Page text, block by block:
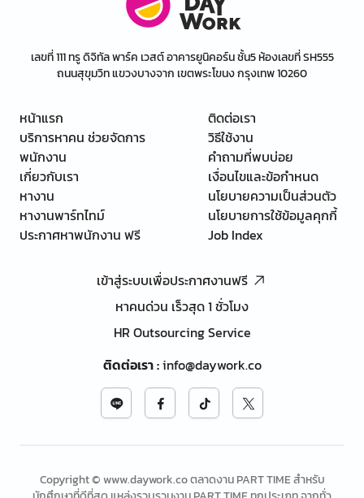
เลขที่ 111 ทรู ดิจิทัล พาร์ค เวสต์ อาคารยูนิคอร์น ชั้น5 ห้องเลขที่ SH555
ถนนสุขุมวิท แขวงบางจาก เขตพระโขนง กรุงเทพ 10260
หน้าแรก
บริการหาคน ช่วยจัดการ
พนักงาน
เกี่ยวกับเรา
หางาน
หางานพาร์ทไทม์
ประกาศหาพนักงาน ฟรี
ติดต่อเรา
วิธีใช้งาน
คำถามที่พบบ่อย
เงื่อนไขและข้อกำหนด
นโยบายความเป็นส่วนตัว
นโยบายการใช้ข้อมูลคุกกี้
Job Index
เข้าสู่ระบบเพื่อประกาศงานฟรี
หาคนด่วน เร็วสุด 1 ชั่วโมง
HR Outsourcing Service
ติดต่อเรา:info@daywork.co
Copyright © www.daywork.co ตลาดงาน PART TIME สำหรับ